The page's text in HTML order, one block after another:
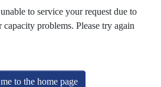
to service your request due to
problems. Please try again
to the home page